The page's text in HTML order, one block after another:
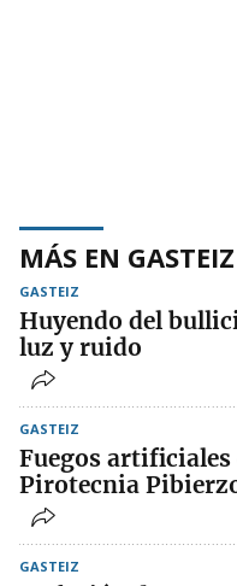
MÁS EN GASTEIZ
GASTEIZ
Huyendo del
luz y ruido
GASTEIZ
Fuegos artificiales
Pirotecnia
GASTEIZ